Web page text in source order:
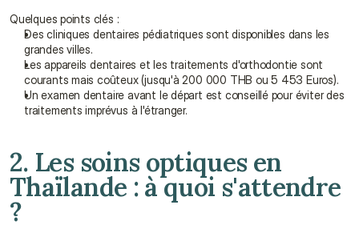
Quelques points clés :
Des cliniques dentaires pédiatriques sont disponibles dans les
grandes villes.
Les appareils dentaires et les traitements d'orthodontie sont
courants mais coûteux (jusqu'à 200 000 THB ou 5 453 Euros).
Un examen dentaire avant le départ est conseillé pour éviter des
traitements imprévus à l'étranger.
2. Les soins optiques en
Thaïlande : à quoi s'attendre
?